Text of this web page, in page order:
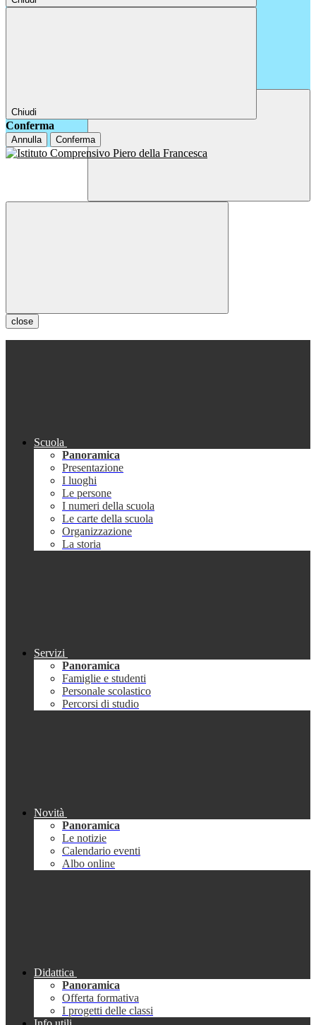
Chiudi
Conferma
Annulla Conferma
close
Scuola
Panoramica
Presentazione
I luoghi
Le persone
I numeri della scuola
Le carte della scuola
Organizzazione
La storia
Servizi
Panoramica
Famiglie e studenti
Personale scolastico
Percorsi di studio
Novità
Panoramica
Le notizie
Calendario eventi
Albo online
Didattica
Panoramica
Offerta formativa
I progetti delle classi